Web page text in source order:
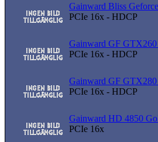
Gainward Bliss
PCIe 16x - HDCP
Gainward GF
PCIe 16x - HDCP
Gainward GF
PCIe 16x - HDCP
Gainward HD 4850
PCIe 16x